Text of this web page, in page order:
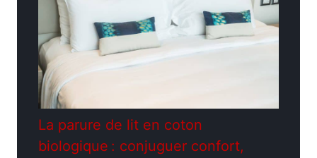
La parure de lit en coton
biologique : conjuguer confort,